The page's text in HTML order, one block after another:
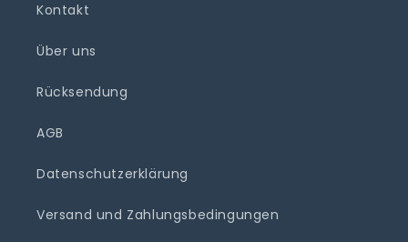
Kontakt
Über uns
Rücksendung
AGB
Datenschutzerklärung
Versand und Zahlungsbedingungen